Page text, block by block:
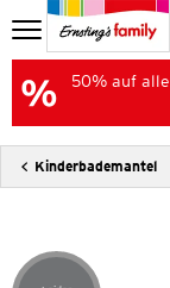
50% auf
Kinderbademantel